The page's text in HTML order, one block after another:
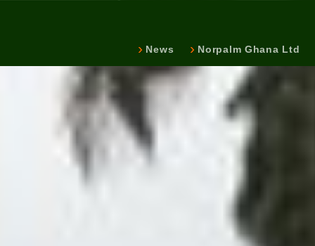
News Norpalm Ghana Ltd